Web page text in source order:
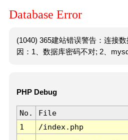
Database Error
(1040) 365建站错误警告：连接
因：1、数据库密码不对; 2、
PHP Debug
No. File
1
/index.php